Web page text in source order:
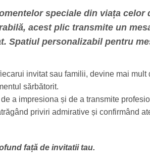
speciale din viața celor
acest plic transmite un
Spatiul personalizabil pentru
invitat sau familii, devine mai mult
sărbătorit.
a impresiona și de a transmite
priviri admirative și confirmând
față de invitatii tau.